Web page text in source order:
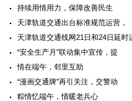
持续用情用力，保障改善民生
天津轨道交通出台标准规范运营，
天津轨道交通线网21日和24日延时
“安全生产月”联动集中宣传，提
情在端午，邻里互助
“漫画交通牌”再引关注，交警动
粽情忆端午，情暖老兵心